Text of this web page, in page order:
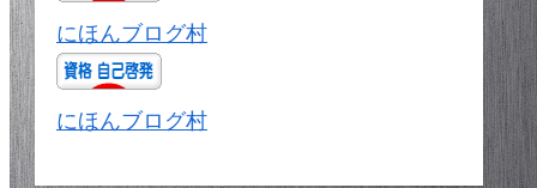
にほんブログ村
にほんブログ村